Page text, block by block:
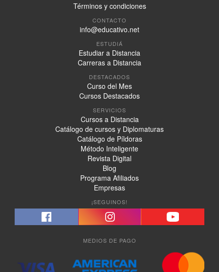
Términos y condiciones
CONTACTO
info@educativo.net
ESTUDIÁ
Estudiar a Distancia
Carreras a Distancia
DESTACADOS
Curso del Mes
Cursos Destacados
SERVICIOS
Cursos a Distancia
Catálogo de cursos y Diplomaturas
Catálogo de Píldoras
Método Inteligente
Revista Digital
Blog
Programa Afiliados
Empresas
¡SEGUINOS!
MEDIOS DE PAGO